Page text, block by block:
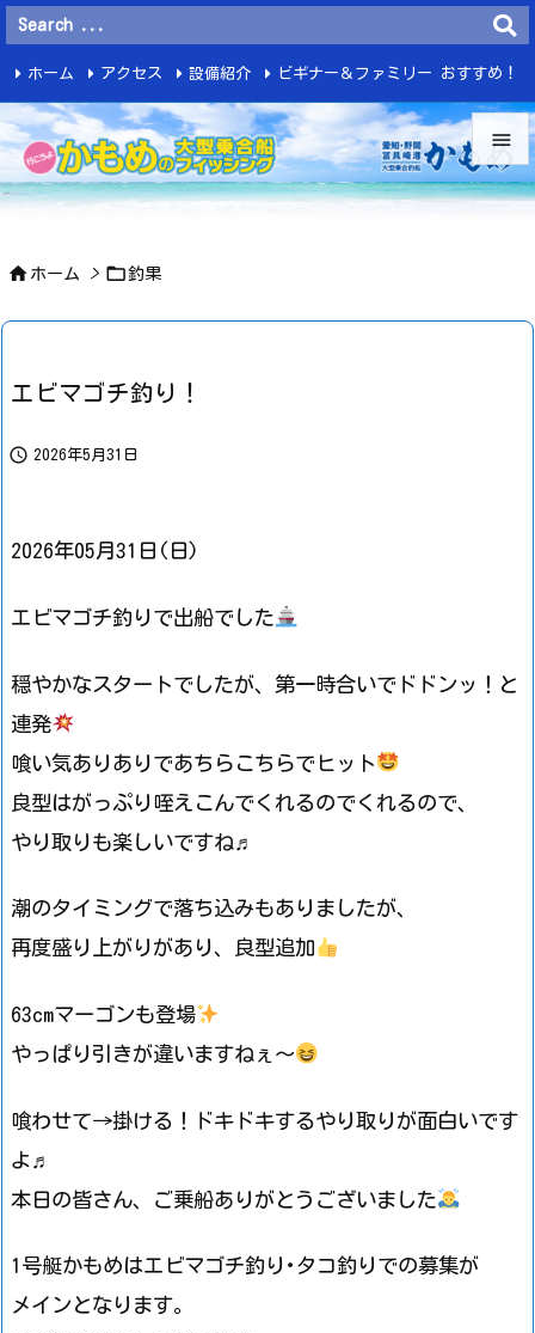


ホーム アクセス 設備紹介 ビギナー＆ファミリー おすすめ！
釣 果
 ホーム > 釣果
エビマゴチ釣り！
 2026年5月31日
2026年05月31日(日)
エビマゴチ釣りで出船でした
穏やかなスタートでしたが、第一時合いでドドンッ！と
連発
喰い気ありありであちらこちらでヒット
良型はがっぷり咥えこんでくれるのでくれるので、
やり取りも楽しいですね♬
潮のタイミングで落ち込みもありましたが、
再度盛り上がりがあり、良型追加
63cmマーゴンも登場
やっぱり引きが違いますねぇ～
喰わせて→掛ける！ドキドキするやり取りが面白いです
よ♬
本日の皆さん、ご乗船ありがとうございました
1号艇かもめはエビマゴチ釣り･タコ釣りでの募集が
メインとなります。